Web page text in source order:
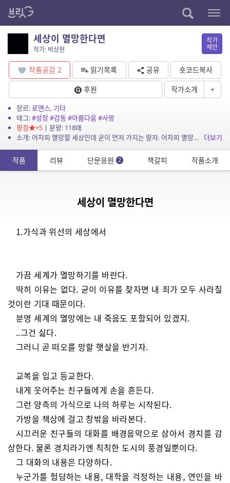
세상이 멸망한다면
작가: 박상현
작가
제안
작품공감 2 읽기목록 공유
숏코드복사
후원
작가소개 +
장르:로맨스, 기타
태그:#성장#감동#아름다움#사랑
평점
×5| 분량: 118매
소개: 어차피 멸망할 세상인데 굳이 먼저 가지는 말자. 어차피 멸망할 세상인데 바보처럼 살까?
더보기
작품 리뷰 단문응원 2 책갈피 작품소개
세상이 멸망한다면
1.가식과 위선의 세상에서
가끔 세계가 멸망하기를 바란다.
딱히 이유는 없다. 굳이 이유를 찾자면 내 죄가 모두 사라질
것이란 기대 때문이다.
분명 세계의 멸망에는 내 죽음도 포함되어 있겠지.
..그건 싫다.
그러니 곧 떠오를 망할 햇살을 반기자.
교복을 입고 등교한다.
내게 웃어주는 친구들에게 손을 흔든다.
그런 양측의 가식으로 나의 하루는 시작된다.
가방을 책상에 걸고 창밖을 바라본다.
시끄러운 친구들의 대화를 배경음악으로 삼아서 경치를 감
상한다. 물론 경치라기엔 칙칙한 도시의 풍경일뿐이다.
그 대화의 내용은 다양하다.
누군가를 험담하는 내용, 대학을 걱정하는 내용, 연인을 바